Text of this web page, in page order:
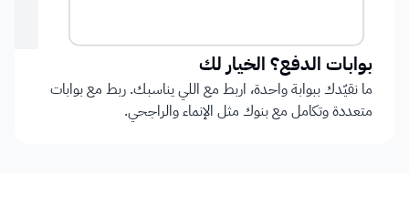
بوابات الدفع؟ الخيار لك
متعددة وتكامل مع بنوك مثل الإنماء والراجحي.